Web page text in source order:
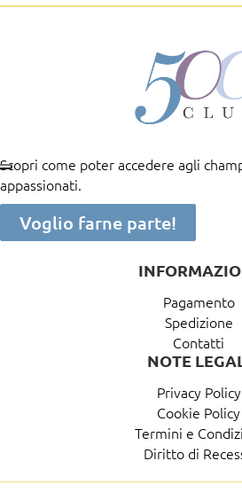
Scopri come poter accedere agli
appassionati.
Voglio farne parte!
Pagamento
Spedizione
Contatti
NOTE
Privacy Policy
Cookie Policy
Termini e
Diritto di